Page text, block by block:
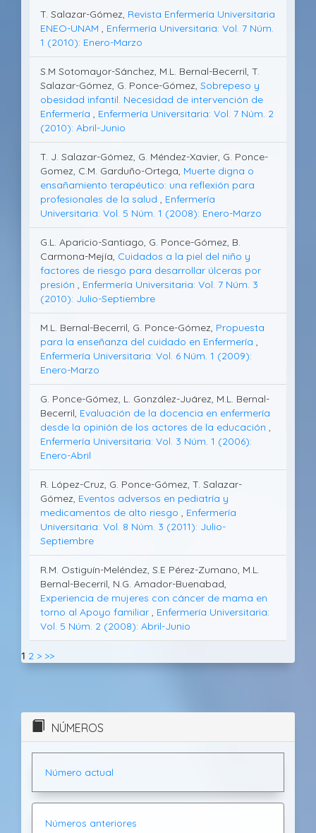
T. Salazar-Gómez, Revista Enfermería Universitaria
ENEO-UNAM , Enfermería Universitaria: Vol. 7 Núm.
1 (2010): Enero-Marzo
S.M Sotomayor-Sánchez, M.L. Bernal-Becerril, T.
Salazar-Gómez, G. Ponce-Gómez, Sobrepeso y
obesidad infantil. Necesidad de intervención de
Enfermería , Enfermería Universitaria: Vol. 7 Núm. 2
(2010): Abril-Junio
T. J. Salazar-Gómez, G. Méndez-Xavier, G. Ponce-
Gomez, C.M. Garduño-Ortega, Muerte digna o
ensañamiento terapéutico: una reflexión para
profesionales de la salud , Enfermería
Universitaria: Vol. 5 Núm. 1 (2008): Enero-Marzo
G.L. Aparicio-Santiago, G. Ponce-Gómez, B.
Carmona-Mejía, Cuidados a la piel del niño y
factores de riesgo para desarrollar úlceras por
presión , Enfermería Universitaria: Vol. 7 Núm. 3
(2010): Julio-Septiembre
M.L. Bernal-Becerril, G. Ponce-Gómez, Propuesta
para la enseñanza del cuidado en Enfermería ,
Enfermería Universitaria: Vol. 6 Núm. 1 (2009):
Enero-Marzo
G. Ponce-Gómez, L. González-Juárez, M.L. Bernal-
Becerril, Evaluación de la docencia en enfermería
desde la opinión de los actores de la educación ,
Enfermería Universitaria: Vol. 3 Núm. 1 (2006):
Enero-Abril
R. López-Cruz, G. Ponce-Gómez, T. Salazar-
Gómez, Eventos adversos en pediatría y
medicamentos de alto riesgo , Enfermería
Universitaria: Vol. 8 Núm. 3 (2011): Julio-
Septiembre
R.M. Ostiguín-Meléndez, S.E Pérez-Zumano, M.L.
Bernal-Becerril, N.G. Amador-Buenabad,
Experiencia de mujeres con cáncer de mama en
torno al Apoyo familiar , Enfermería Universitaria:
Vol. 5 Núm. 2 (2008): Abril-Junio
1 2 > >>
NÚMEROS
Número actual
Números anteriores